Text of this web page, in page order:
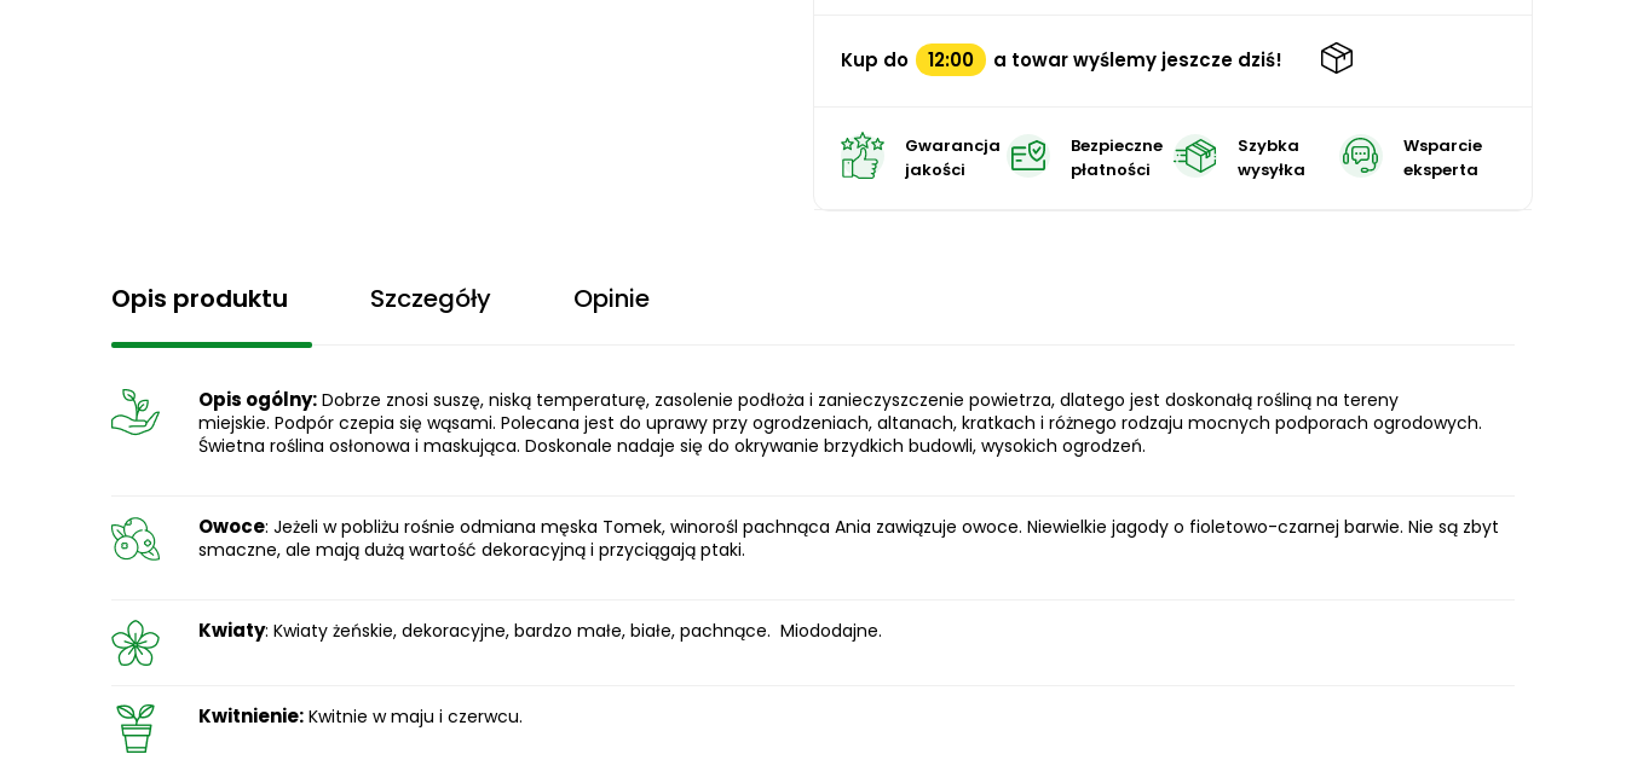
Kup do 12:00 a towar wyślemy jeszcze dziś!
Gwarancja
jakości
Bezpieczne
płatności
Szybka
wysyłka
Wsparcie
eksperta
Opis produktu Szczegóły Opinie
Opis ogólny: Dobrze znosi suszę, niską temperaturę, zasolenie podłoża i zanieczyszczenie powietrza, dlatego jest doskonałą rośliną na tereny
miejskie. Podpór czepia się wąsami. Polecana jest do uprawy przy ogrodzeniach, altanach, kratkach i różnego rodzaju mocnych podporach ogrodowych.
Świetna roślina osłonowa i maskująca. Doskonale nadaje się do okrywanie brzydkich budowli, wysokich ogrodzeń.
Owoce: Jeżeli w pobliżu rośnie odmiana męska Tomek, winorośl pachnąca Ania zawiązuje owoce. Niewielkie jagody o fioletowo-czarnej barwie. Nie są zbyt
smaczne, ale mają dużą wartość dekoracyjną i przyciągają ptaki.
Kwiaty: Kwiaty żeńskie, dekoracyjne, bardzo małe, białe, pachnące. Miododajne.
Kwitnienie: Kwitnie w maju i czerwcu.